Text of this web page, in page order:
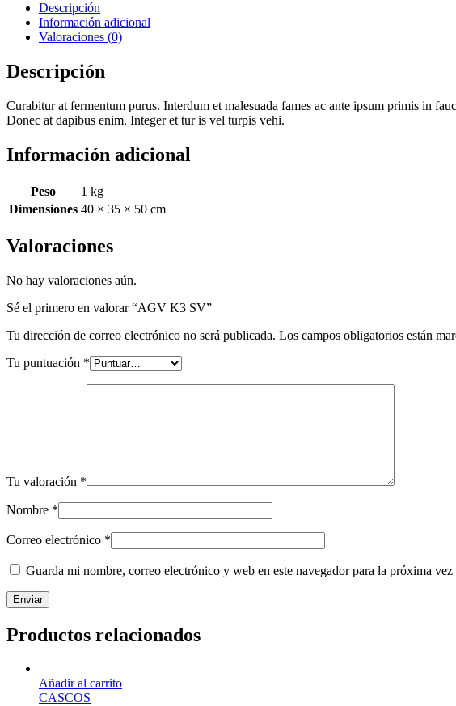
Descripción
Información adicional
Valoraciones (0)
Descripción
Curabitur at fermentum purus. Interdum et malesuada fames ac ante ipsum primis in
Donec at dapibus enim. Integer et tur is vel turpis vehi.
Información adicional
Peso
1 kg
Dimensiones 40 × 35 × 50 cm
Valoraciones
No hay valoraciones aún.
Sé el primero en valorar “AGV K3 SV”
Tu dirección de correo electrónico no será publicada. Los campos obligatorios están
Tu puntuación *
Tu valoración *
Nombre *
Correo electrónico *
Guarda mi nombre, correo electrónico y web en este navegador para la próxima vez
Productos relacionados
Añadir al carrito
CASCOS